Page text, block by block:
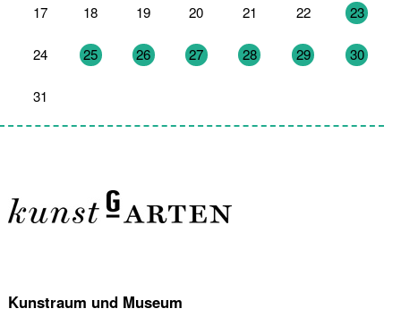
17 18 19 20 21 22 23
24 25 26 27 28 29 30
31
Kunstraum und Museum